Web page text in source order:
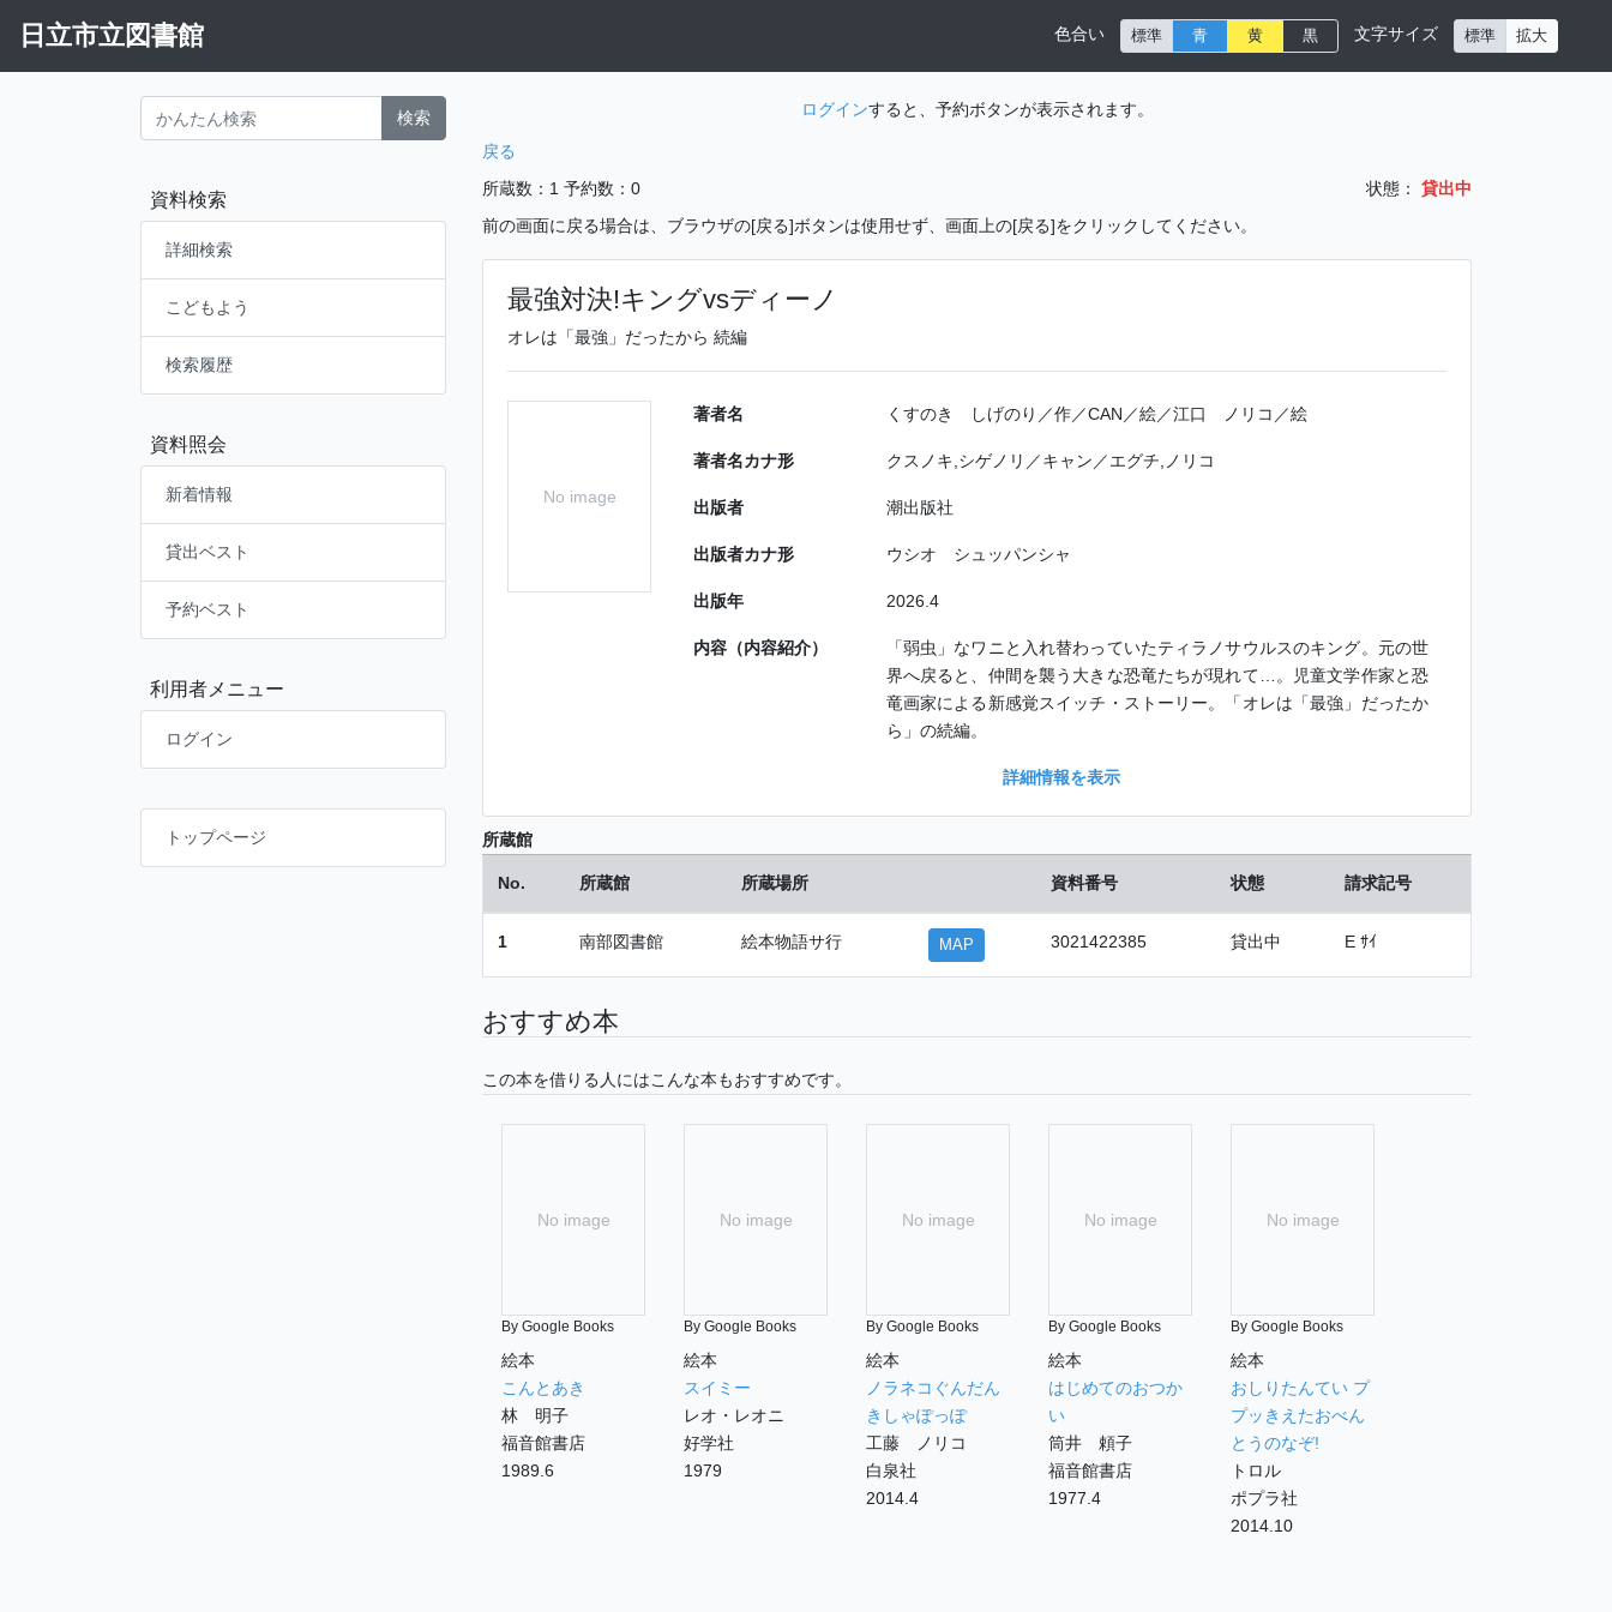
日立市立図書館 色合い 標準 青 黄 黒 文字サイズ 標準 拡大
検索
資料検索
詳細検索
こどもよう
検索履歴
資料照会
新着情報
貸出ベスト
予約ベスト
利用者メニュー
ログイン
トップページ
ログインすると、予約ボタンが表示されます。
戻る
所蔵数：1 予約数：0 状態：
貸出中
前の画面に戻る場合は、ブラウザの[戻る]ボタンは使用せず、画面上の[戻る]をクリックしてください。
最強対決!キングvsディーノ
オレは「最強」だったから 続編
No image
著者名 くすのき しげのり／作／CAN／絵／江口 ノリコ／絵
著者名カナ形 クスノキ,シゲノリ／キャン／エグチ,ノリコ
出版者 潮出版社
出版者カナ形 ウシオ シュッパンシャ
出版年 2026.4
内容（内容紹介）
「弱虫」なワニと入れ替わっていたティラノサウルスのキング。元の世
界へ戻ると、仲間を襲う大きな恐竜たちが現れて…。児童文学作家と恐
竜画家による新感覚スイッチ・ストーリー。「オレは「最強」だったか
ら」の続編。
詳細情報を表示
所蔵館
No. 所蔵館 所蔵場所 資料番号 状態 請求記号
1 南部図書館 絵本物語サ行 MAP 3021422385 貸出中 E ｻｲ
おすすめ本
この本を借りる人にはこんな本もおすすめです。
No image
By Google Books
絵本
こんとあき
林 明子
福音館書店
1989.6
No image
By Google Books
絵本
スイミー
レオ・レオニ
好学社
1979
No image
By Google Books
絵本
ノラネコぐんだん
きしゃぽっぽ
工藤 ノリコ
白泉社
2014.4
No image
By Google Books
絵本
はじめてのおつか
い
筒井 頼子
福音館書店
1977.4
No image
By Google Books
絵本
おしりたんてい プ
プッきえたおべん
とうのなぞ!
トロル
ポプラ社
2014.10